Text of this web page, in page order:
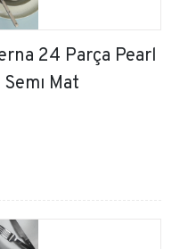
24 Parça Pearl
Mat